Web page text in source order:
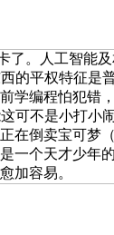
了。人工智能
的平权特征是
学编程怕犯错
可不是小打小
在倒卖宝可梦
一个天才少年
加容易。